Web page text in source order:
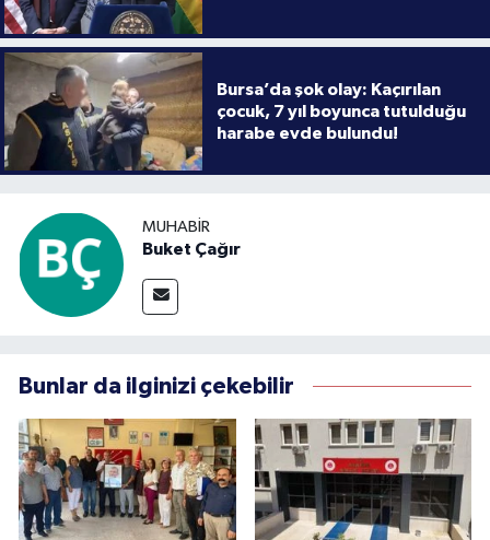
Bursa’da şok olay: Kaçırılan
çocuk, 7 yıl boyunca tutulduğu
harabe evde bulundu!
MUHABIR
Buket Çağır
Bunlar da ilginizi çekebilir